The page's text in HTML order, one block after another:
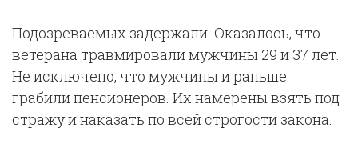
Подозреваемых задержали. Оказалось, что
ветерана травмировали мужчины 29 и 37 лет.
Не исключено, что мужчины и раньше
грабили пенсионеров. Их намерены взять под
стражу и наказать по всей строгости закона.